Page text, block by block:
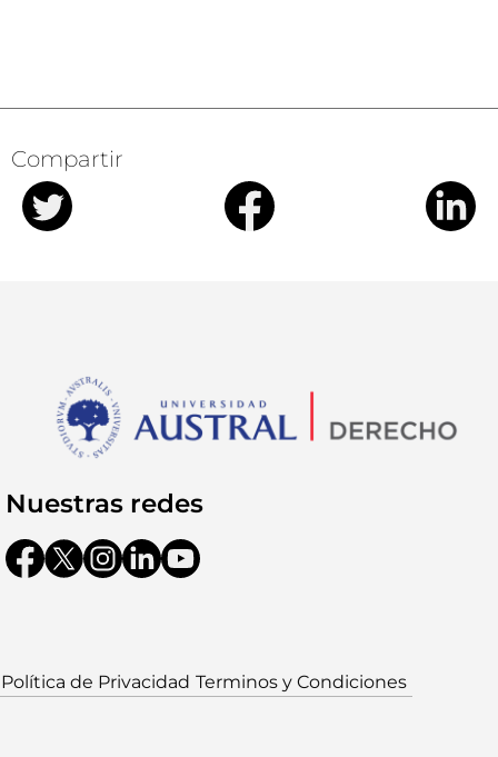
Compartir
Nuestras redes
Política de Privacidad Terminos y Condiciones